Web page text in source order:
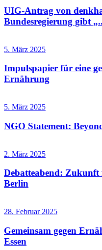
UIG-Antrag von
Bundesregierung gibt
5. März 2025
Impulspapier für eine
Ernährung
5. März 2025
NGO Statement:
2. März 2025
Debatteabend:
Berlin
28. Februar 2025
Gemeinsam gegen
Essen